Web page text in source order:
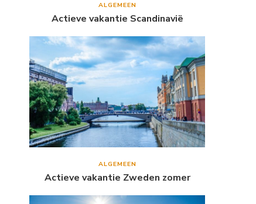
ALGEMEEN
Actieve vakantie Scandinavië
ALGEMEEN
Actieve vakantie Zweden zomer